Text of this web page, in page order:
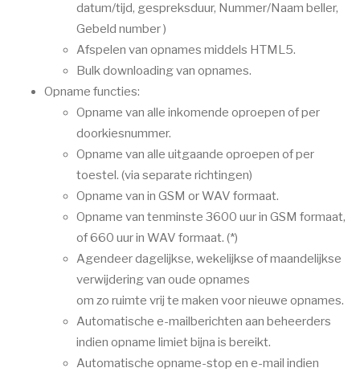
datum/tijd, gespreksduur, Nummer/Naam beller,
Gebeld number )
Afspelen van opnames middels HTML5.
Bulk downloading van opnames.
Opname functies:
Opname van alle inkomende oproepen of per
doorkiesnummer.
Opname van alle uitgaande oproepen of per
toestel. (via separate richtingen)
Opname van in GSM or WAV formaat.
Opname van tenminste 3600 uur in GSM formaat,
of 660 uur in WAV formaat. (*)
Agendeer dagelijkse, wekelijkse of maandelijkse
verwijdering van oude opnames
om zo ruimte vrij te maken voor nieuwe opnames.
Automatische e-mailberichten aan beheerders
indien opname limiet bijna is bereikt.
Automatische opname-stop en e-mail indien